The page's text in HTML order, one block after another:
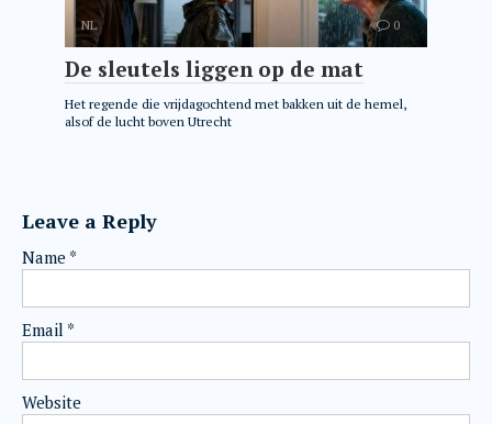
NL 0
De sleutels liggen op de mat
Het regende die vrijdagochtend met bakken uit de hemel,
alsof de lucht boven Utrecht
Leave a Reply
Name *
Email *
Website